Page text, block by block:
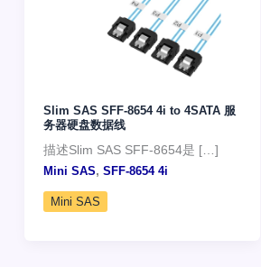
Slim SAS SFF-8654 4i to 4SATA 服
务器硬盘数据线
描述Slim SAS SFF-8654是 […]
Mini SAS, SFF-8654 4i
Mini SAS